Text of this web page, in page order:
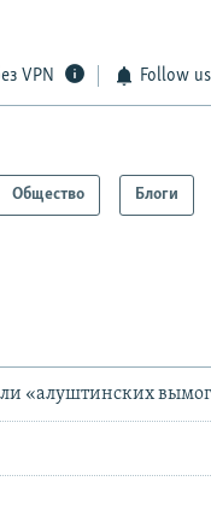
VPN Follow us
Общество Блоги
«алуштинских